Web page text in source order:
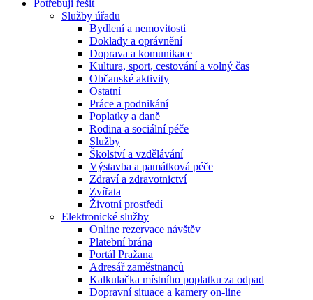
Potřebuji řešit
Služby úřadu
Bydlení a nemovitosti
Doklady a oprávnění
Doprava a komunikace
Kultura, sport, cestování a volný čas
Občanské aktivity
Ostatní
Práce a podnikání
Poplatky a daně
Rodina a sociální péče
Služby
Školství a vzdělávání
Výstavba a památková péče
Zdraví a zdravotnictví
Zvířata
Životní prostředí
Elektronické služby
Online rezervace návštěv
Platební brána
Portál Pražana
Adresář zaměstnanců
Kalkulačka místního poplatku za odpad
Dopravní situace a kamery on-line